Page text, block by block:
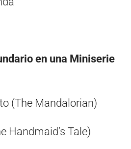
en una Miniserie
(The Mandalorian)
Handmaid’s Tale)